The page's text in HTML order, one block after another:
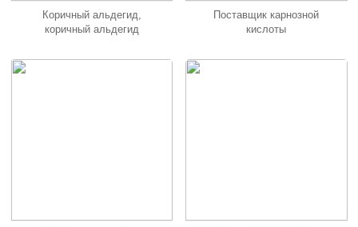
Коричный альдегид,
коричный альдегид
Поставщик карнозной
кислоты